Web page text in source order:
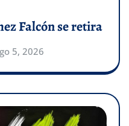
Falcón se retira
5, 2026